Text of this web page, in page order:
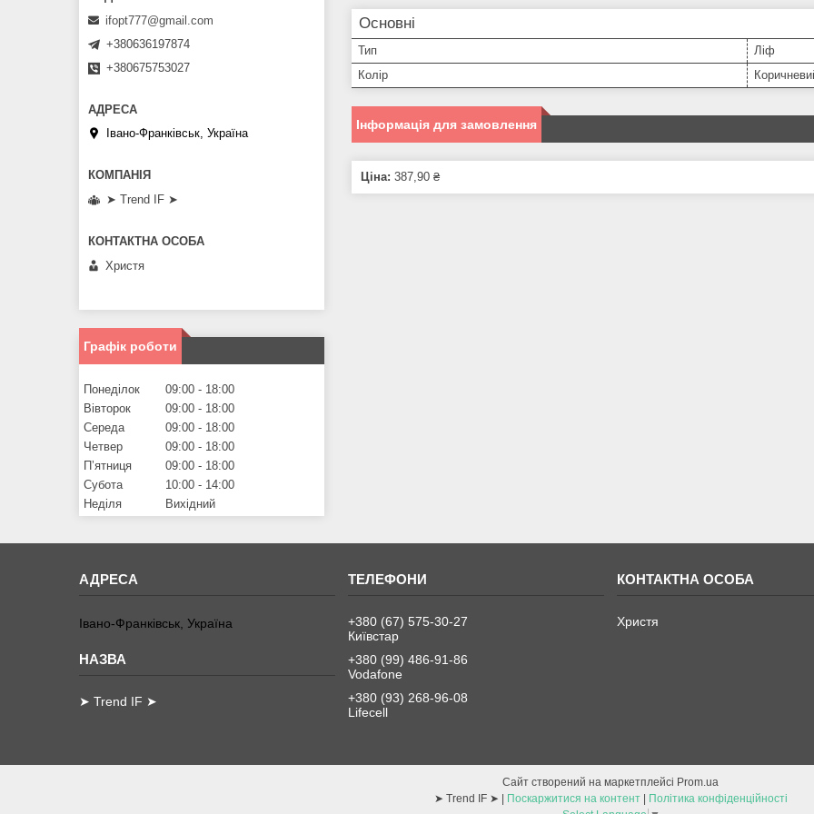
Основні
Тип
Ліф
Колір
Інформація для замовлення
Ціна: 387,90 ₴
ifopt777@gmail.com
+380636197874
+380675753027
Івано-Франківськ, Україна
➤ Trend IF ➤
Христя
Графік роботи
Понеділок 09:00
18:00
Вівторок
09:00
18:00
Середа
09:00
18:00
Четвер
09:00
18:00
Пʼятниця
09:00
18:00
Субота
10:00
14:00
Неділя
Вихідний
Івано-Франківськ, Україна
➤ Trend IF ➤
+380 (67) 575-30-27
Київстар
+380 (99) 486-91-86
Vodafone
+380 (93) 268-96-08
Lifecell
Христя
Сайт створений на маркетплейсі Prom.ua
➤ Trend IF ➤ | Поскаржитися на контент | Політика конфіденційності